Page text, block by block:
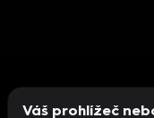
Váš prohlížeč